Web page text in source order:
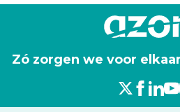
Zó zorgen we voor